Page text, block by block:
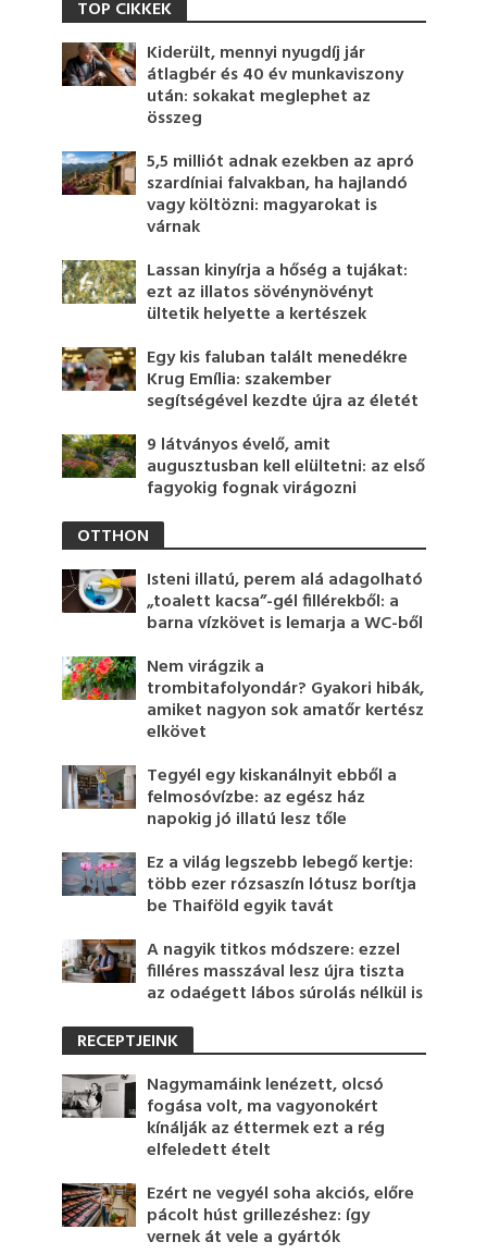
TOP CIKKEK
Kiderült, mennyi nyugdíj jár
átlagbér és 40 év munkaviszony
után: sokakat meglephet az
összeg
5,5 milliót adnak ezekben az apró
szardíniai falvakban, ha hajlandó
vagy költözni: magyarokat is
várnak
Lassan kinyírja a hőség a tujákat:
ezt az illatos sövénynövényt
ültetik helyette a kertészek
Egy kis faluban talált menedékre
Krug Emília: szakember
segítségével kezdte újra az életét
9 látványos évelő, amit
augusztusban kell elültetni: az első
fagyokig fognak virágozni
OTTHON
Isteni illatú, perem alá adagolható
„toalett kacsa”-gél fillérekből: a
barna vízkövet is lemarja a WC-ből
Nem virágzik a
trombitafolyondár? Gyakori hibák,
amiket nagyon sok amatőr kertész
elkövet
Tegyél egy kiskanálnyit ebből a
felmosóvízbe: az egész ház
napokig jó illatú lesz tőle
Ez a világ legszebb lebegő kertje:
több ezer rózsaszín lótusz borítja
be Thaiföld egyik tavát
A nagyik titkos módszere: ezzel
filléres masszával lesz újra tiszta
az odaégett lábos súrolás nélkül is
RECEPTJEINK
Nagymamáink lenézett, olcsó
fogása volt, ma vagyonokért
kínálják az éttermek ezt a rég
elfeledett ételt
Ezért ne vegyél soha akciós, előre
pácolt húst grillezéshez: így
vernek át vele a gyártók